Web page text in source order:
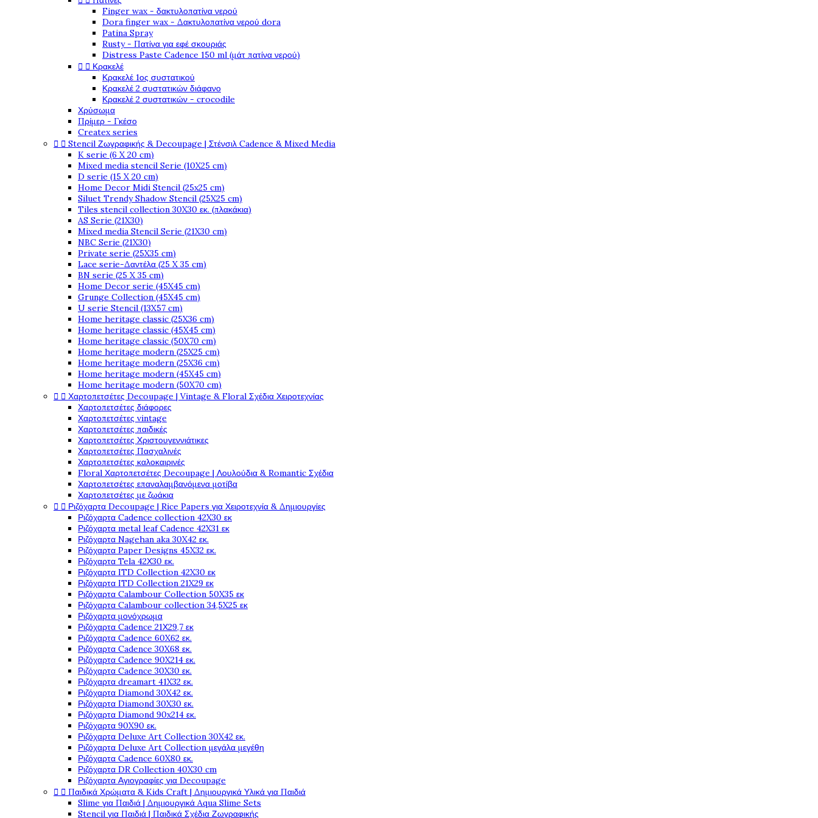
Finger wax - δακτυλοπατίνα νερού
Dora finger wax - Δακτυλοπατίνα νερού dora
Patina Spray
Rusty - Πατίνα για εφέ σκουριάς
Distress Paste Cadence 150 ml (μάτ πατίνα νερού)
  Κρακελέ
Κρακελέ 1ος συστατικού
Κρακελέ 2 συστατικών διάφανο
Κρακελέ 2 συστατικών - crocodile
Χρύσωμα
Πρίμερ - Γκέσο
Createx series
  Stencil Ζωγραφικής & Decoupage | Στένσιλ Cadence & Mixed Media
K serie (6 X 20 cm)
Mixed media stencil Serie (10X25 cm)
D serie (15 X 20 cm)
Home Decor Midi Stencil (25x25 cm)
Siluet Trendy Shadow Stencil (25X25 cm)
Tiles stencil collection 30X30 εκ. (πλακάκια)
AS Serie (21X30)
Mixed media Stencil Serie (21X30 cm)
NBC Serie (21X30)
Private serie (25X35 cm)
Lace serie-Δαντέλα (25 X 35 cm)
BN serie (25 X 35 cm)
Home Decor serie (45X45 cm)
Grunge Collection (45X45 cm)
U serie Stencil (13X57 cm)
Home heritage classic (25X36 cm)
Home heritage classic (45X45 cm)
Home heritage classic (50X70 cm)
Home heritage modern (25X25 cm)
Home heritage modern (25X36 cm)
Home heritage modern (45X45 cm)
Home heritage modern (50X70 cm)
  Χαρτοπετσέτες Decoupage | Vintage & Floral Σχέδια Χειροτεχνίας
Χαρτοπετσέτες διάφορες
Χαρτοπετσέτες vintage
Χαρτοπετσέτες παιδικές
Χαρτοπετσέτες Χριστουγεννιάτικες
Χαρτοπετσέτες Πασχαλινές
Χαρτοπετσέτες καλοκαιρινές
Floral Χαρτοπετσέτες Decoupage | Λουλούδια & Romantic Σχέδια
Χαρτοπετσέτες επαναλαμβανόμενα μοτίβα
Χαρτοπετσέτες με ζωάκια
  Ριζόχαρτα Decoupage | Rice Papers για Χειροτεχνία & Δημιουργίες
Ριζόχαρτα Cadence collection 42X30 εκ
Ριζόχαρτα metal leaf Cadence 42X31 εκ
Ριζόχαρτα Nagehan aka 30X42 εκ.
Ριζόχαρτα Paper Designs 45X32 εκ.
Ριζόχαρτα Tela 42Χ30 εκ.
Ριζόχαρτα ITD Collection 42X30 εκ
Ριζόχαρτα ITD Collection 21X29 εκ
Ριζόχαρτα Calambour Collection 50X35 εκ
Ριζόχαρτα Calambour collection 34,5X25 εκ
Ριζόχαρτα μονόχρωμα
Ριζόχαρτα Cadence 21Χ29,7 εκ
Ριζόχαρτα Cadence 60X62 εκ.
Ριζόχαρτα Cadence 30X68 εκ.
Ριζόχαρτα Cadence 90X214 εκ.
Ριζόχαρτα Cadence 30X30 εκ.
Ριζόχαρτα dreamart 41X32 εκ.
Ριζόχαρτα Diamond 30X42 εκ.
Ριζόχαρτα Diamond 30X30 εκ.
Ριζόχαρτα Diamond 90x214 εκ.
Ριζόχαρτα 90X90 εκ.
Ριζόχαρτα Deluxe Art Collection 30X42 εκ.
Ριζόχαρτα Deluxe Art Collection μεγάλα μεγέθη
Ριζόχαρτα Cadence 60X80 εκ.
Ριζόχαρτα DR Collection 40X30 cm
Ριζόχαρτα Αγιογραφίες για Decoupage
  Παιδικά Χρώματα & Kids Craft | Δημιουργικά Υλικά για Παιδιά
Slime για Παιδιά | Δημιουργικά Aqua Slime Sets
Stencil για Παιδιά | Παιδικά Σχέδια Ζωγραφικής